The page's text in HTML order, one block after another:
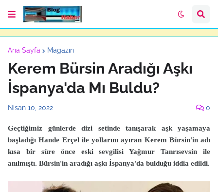
Ana Sayfa Magazin
Kerem Bürsin Aradığı Aşkı
İspanya'da Mı Buldu?
Nisan 10, 2022 0
Geçtiğimiz günlerde dizi setinde tanışarak aşk yaşamaya
başladığı Hande Erçel ile yollarını ayıran Kerem Bürsin'in adı
kısa bir süre önce eski sevgilisi Yağmur Tanrısevsin ile
anılmıştı. Bürsin'in aradığı aşkı İspanya'da bulduğu iddia edildi.